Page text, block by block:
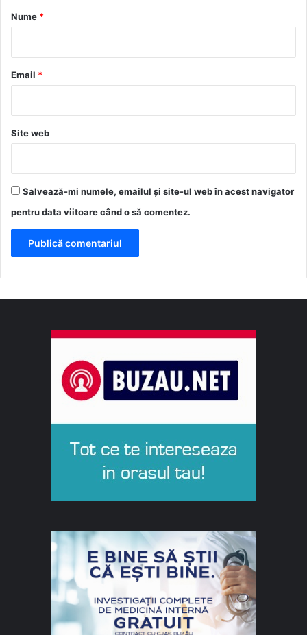
r
*
Nume *
Email *
Site web
Salvează-mi numele, emailul și site-ul web în acest navigator
pentru data viitoare când o să comentez.